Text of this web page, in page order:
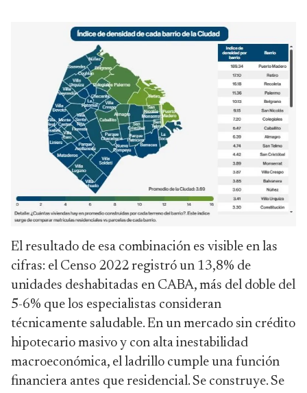
El resultado de esa combinación es visible en las
cifras: el Censo 2022 registró un 13,8% de
unidades deshabitadas en CABA, más del doble del
5-6% que los especialistas consideran
técnicamente saludable. En un mercado sin crédito
hipotecario masivo y con alta inestabilidad
macroeconómica, el ladrillo cumple una función
financiera antes que residencial. Se construye. Se